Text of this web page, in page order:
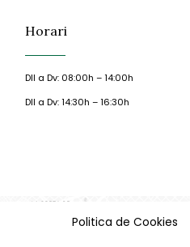
Horari
Dll a Dv: 08:00h – 14:00h
Dll a Dv: 14:30h – 16:30h
Politica de Cookies